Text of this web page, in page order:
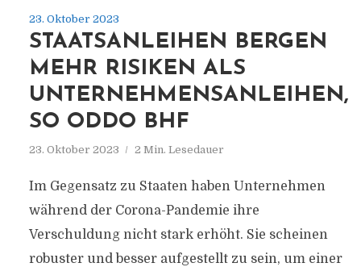
23. Oktober 2023
STAATSANLEIHEN BERGEN
MEHR RISIKEN ALS
UNTERNEHMENSANLEIHEN,
SO ODDO BHF
23. Oktober 2023 2 Min. Lesedauer
Im Gegensatz zu Staaten haben Unternehmen
während der Corona-Pandemie ihre
Verschuldung nicht stark erhöht. Sie scheinen
robuster und besser aufgestellt zu sein, um einer